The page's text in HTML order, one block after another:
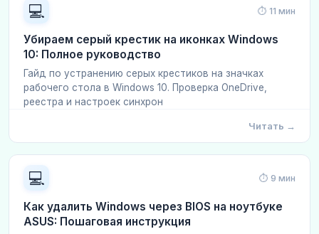
💻 ⏱ 11 мин
Убираем серый крестик на иконках Windows
10: Полное руководство
Гайд по устранению серых крестиков на значках
рабочего стола в Windows 10. Проверка OneDrive,
реестра и настроек синхрон
Читать →
💻 ⏱ 9 мин
Как удалить Windows через BIOS на ноутбуке
ASUS: Пошаговая инструкция